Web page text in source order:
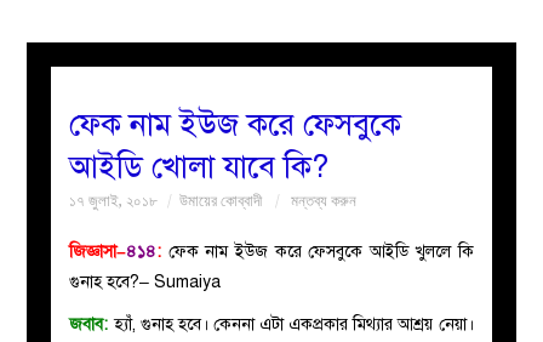
নারীদের
ইসলাহী
ফেক নাম ইউজ করে ফেসবুকে
আইডি খোলা যাবে কি?
১৭ জুলাই, ২০১৮ উমায়ের কোব্বাদী মন্তব্য করুন
জিজ্ঞাসা–৪১৪: ফেক নাম ইউজ করে ফেসবুকে আইডি খুললে কি
গুনাহ হবে?– Sumaiya
জবাব: হ্যাঁ, গুনাহ হবে। কেননা এটা একপ্রকার মিথ্যার আশ্রয় নেয়া।